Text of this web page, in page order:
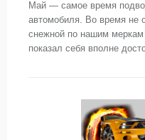
Май — самое время
автомобиля. Во время не
снежной по нашим
показал себя вполне